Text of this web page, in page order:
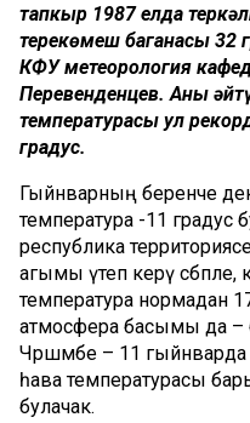
тапкыр 1987 елда
терекөмеш баганасы 32
КФУ метеорология
Перевенденцев. Аның
температурасы ул
градус.
Гыйнварның беренче
температура -11
республика
агымы үтеп керү сәбәпле,
температура нормадан
атмосфера басымы да –
Чәршәмбе – 11
һава температурасы
булачак.